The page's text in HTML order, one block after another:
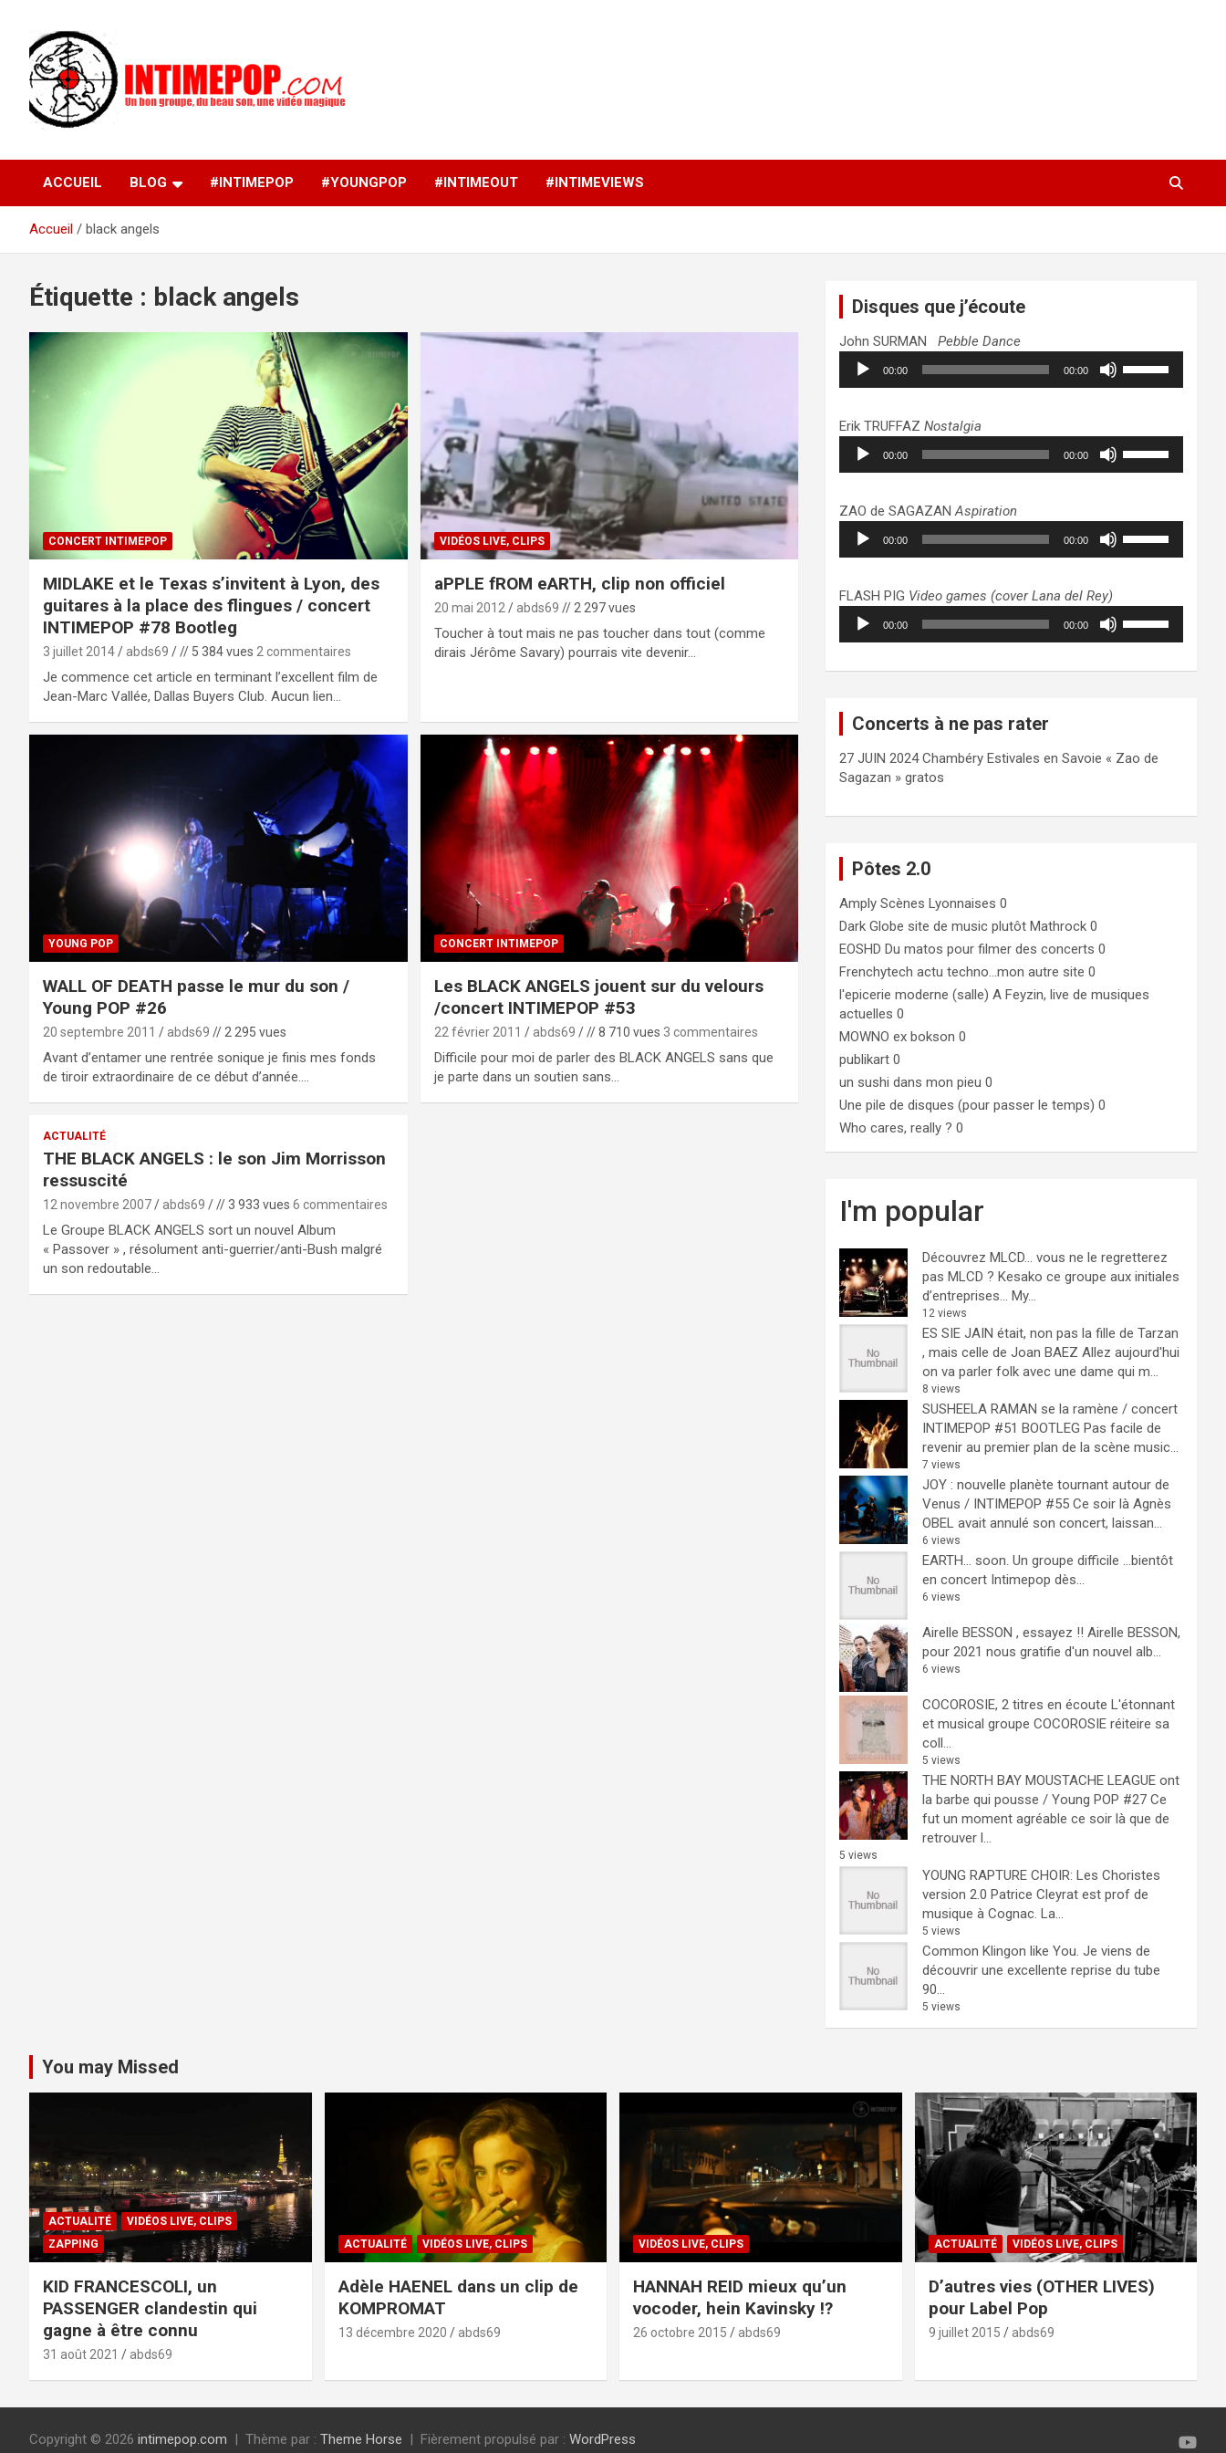
contenu
intimepop.com
musiques actuelles pop rock, post-rock, indé sur Lyon. rock pop
concert lyon
ACCUEIL BLOG #INTIMEPOP #YOUNGPOP #INTIMEOUT #INTIMEVIEWS
Accueil black angels
Étiquette : black angels
CONCERT INTIMEPOP
MIDLAKE et le Texas s’invitent à Lyon, des
guitares à la place des flingues / concert
INTIMEPOP #78 Bootleg
3 juillet 2014 abds69 // 5 384 vues 2 commentaires
Je commence cet article en terminant l’excellent film de
Jean-Marc Vallée, Dallas Buyers Club. Aucun lien…
VIDÉOS LIVE, CLIPS
aPPLE fROM eARTH, clip non officiel
20 mai 2012 abds69 // 2 297 vues
Toucher à tout mais ne pas toucher dans tout (comme
dirais Jérôme Savary) pourrais vite devenir…
YOUNG POP
WALL OF DEATH passe le mur du son /
Young POP #26
20 septembre 2011 abds69 // 2 295 vues
Avant d’entamer une rentrée sonique je finis mes fonds
de tiroir extraordinaire de ce début d’année.…
CONCERT INTIMEPOP
Les BLACK ANGELS jouent sur du velours
/concert INTIMEPOP #53
22 février 2011 abds69 // 8 710 vues 3 commentaires
Difficile pour moi de parler des BLACK ANGELS sans que
je parte dans un soutien sans…
ACTUALITÉ
THE BLACK ANGELS : le son Jim Morrisson
ressuscité
12 novembre 2007 abds69 // 3 933 vues 6 commentaires
Le Groupe BLACK ANGELS sort un nouvel Album
« Passover » , résolument anti-guerrier/anti-Bush malgré
un son redoutable…
Disques que j’écoute
John SURMANPebble Dance
Lecteur
audio
00:00 00:00
pour
augmenter
ou
volume.
Erik TRUFFAZNostalgia
Lecteur
audio
00:00 00:00
pour
augmenter
ou
volume.
ZAO de SAGAZANAspiration
Lecteur
audio
00:00 00:00
pour
augmenter
ou
FLASH PIG Video games (cover Lana del Rey)
Lecteur
audio
00:00 00:00
haut/bas
le
Concerts à ne pas rater
27 JUIN 2024 Chambéry Estivales en Savoie « Zao de
Sagazan » gratos
Pôtes 2.0
Amply Scènes Lyonnaises 0
Dark Globe site de music plutôt Mathrock 0
EOSHD Du matos pour filmer des concerts 0
Frenchytech actu techno…mon autre site 0
l'epicerie moderne (salle) A Feyzin, live de musiques
actuelles 0
MOWNO ex bokson 0
publikart 0
un sushi dans mon pieu 0
Une pile de disques (pour passer le temps) 0
Who cares, really ? 0
I'm popular
Découvrez MLCD… vous ne le regretterez
pas MLCD ? Kesako ce groupe aux initiales
d’entreprises… My...
12 views
ES SIE JAIN était, non pas la fille de Tarzan
, mais celle de Joan BAEZ Allez aujourd'hui
on va parler folk avec une dame qui m...
8 views
SUSHEELA RAMAN se la ramène / concert
INTIMEPOP #51 BOOTLEG Pas facile de
revenir au premier plan de la scène music...
7 views
JOY : nouvelle planète tournant autour de
Venus / INTIMEPOP #55 Ce soir là Agnès
OBEL avait annulé son concert, laissan...
6 views
EARTH… soon. Un groupe difficile ...bientôt
en concert Intimepop dès...
6 views
Airelle BESSON , essayez !! Airelle BESSON,
pour 2021 nous gratifie d'un nouvel alb...
6 views
COCOROSIE, 2 titres en écoute L'étonnant
et musical groupe COCOROSIE réiteire sa
coll...
5 views
THE NORTH BAY MOUSTACHE LEAGUE ont
la barbe qui pousse / Young POP #27 Ce
fut un moment agréable ce soir là que de
retrouver l...
5 views
YOUNG RAPTURE CHOIR: Les Choristes
version 2.0 Patrice Cleyrat est prof de
musique à Cognac. La...
5 views
Common Klingon like You. Je viens de
découvrir une excellente reprise du tube
90...
5 views
You may Missed
ACTUALITÉ
VIDÉOS LIVE, CLIPS
ZAPPING
KID FRANCESCOLI, un
PASSENGER clandestin qui
gagne à être connu
31 août 2021 abds69
ACTUALITÉ VIDÉOS LIVE, CLIPS
Adèle HAENEL dans un clip de
KOMPROMAT
13 décembre 2020 abds69
VIDÉOS LIVE, CLIPS
HANNAH REID mieux qu’un
vocoder, hein Kavinsky !?
26 octobre 2015 abds69
ACTUALITÉ VIDÉOS LIVE, CLIPS
D’autres vies (OTHER LIVES)
pour Label Pop
9 juillet 2015 abds69
Copyright © 2026 intimepop.com Thème par : Theme Horse Fièrement propulsé par : WordPress